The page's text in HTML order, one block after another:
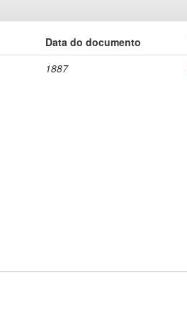
Data do documento
1887